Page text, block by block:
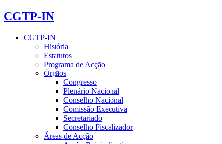
CGTP-IN
CGTP-IN
História
Estatutos
Programa de Acção
Órgãos
Congresso
Plenário Nacional
Conselho Nacional
Comissão Executiva
Secretariado
Conselho Fiscalizador
Áreas de Acção